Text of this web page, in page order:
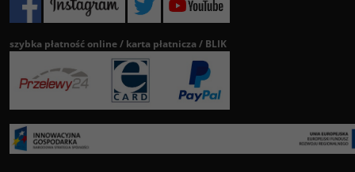
szybka płatność online / karta płatnicza / BLIK